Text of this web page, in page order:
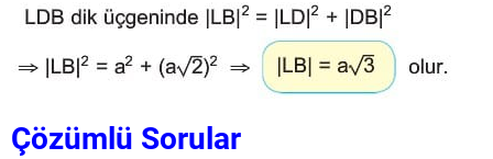
Çözümlü Sorular